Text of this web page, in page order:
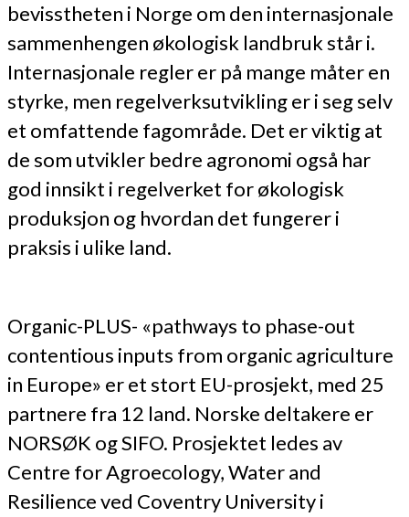
bevisstheten i Norge om den internasjonale
sammenhengen økologisk landbruk står i.
Internasjonale regler er på mange måter en
styrke, men regelverksutvikling er i seg selv
et omfattende fagområde. Det er viktig at
de som utvikler bedre agronomi også har
god innsikt i regelverket for økologisk
produksjon og hvordan det fungerer i
praksis i ulike land.
Organic-PLUS- «pathways to phase-out
contentious inputs from organic agriculture
in Europe» er et stort EU-prosjekt, med 25
partnere fra 12 land. Norske deltakere er
NORSØK og SIFO. Prosjektet ledes av
Centre for Agroecology, Water and
Resilience ved Coventry University i